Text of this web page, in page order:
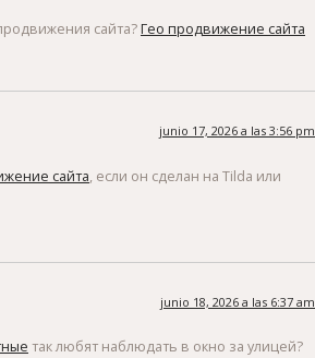
сайта?Гео продвижение сайта
junio 17, 2026 a las 3:56 pm
сайта, если он сделан на Tilda или
junio 18, 2026 a las 6:37 am
так любят наблюдать в окно за улицей?